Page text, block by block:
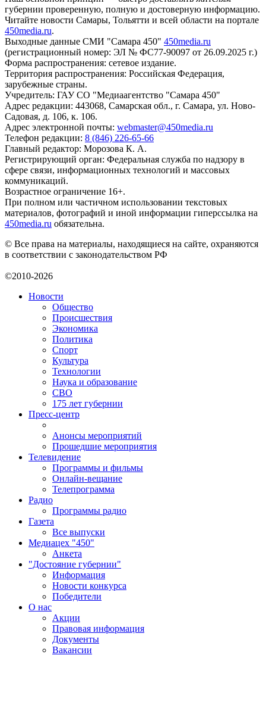
губернии проверенную, полную и достоверную информацию.
Читайте новости Самары, Тольятти и всей области на портале
450media.ru.
Выходные данные СМИ "Самара 450" 450media.ru
(регистрационный номер: ЭЛ № ФС77-90097 от 26.09.2025 г.)
Форма распространения: сетевое издание.
Территория распространения: Российская Федерация,
зарубежные страны.
Учредитель: ГАУ СО "Медиаагентство "Самара 450"
Адрес редакции: 443068, Самарская обл., г. Самара, ул. Ново-
Садовая, д. 106, к. 106.
Адрес электронной почты: webmaster@450media.ru
Телефон редакции: 8 (846) 226-65-66
Главный редактор: Морозова К. А.
Регистрирующий орган: Федеральная служба по надзору в
сфере связи, информационных технологий и массовых
коммуникаций.
Возрастное ограничение 16+.
При полном или частичном использовании текстовых
материалов, фотографий и иной информации гиперссылка на
450media.ru обязательна.
© Все права на материалы, находящиеся на сайте, охраняются
в соответствии с законодательством РФ
©2010-2026
Новости
Общество
Происшествия
Экономика
Политика
Спорт
Культура
Технологии
Наука и образование
СВО
175 лет губернии
Пресс-центр
Анонсы мероприятий
Прошедшие мероприятия
Телевидение
Программы и фильмы
Онлайн-вещание
Телепрограмма
Радио
Программы радио
Газета
Все выпуски
Медиацех "450"
Анкета
"Достояние губернии"
Информация
Новости конкурса
Победители
О нас
Акции
Правовая информация
Документы
Вакансии